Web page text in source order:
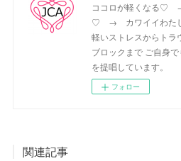
ココロが軽くなる♡
♡ → カワイイわたし
軽いストレスからトラ
ブロックまで ご自身
を提唱しています。
フォロー
関連記事